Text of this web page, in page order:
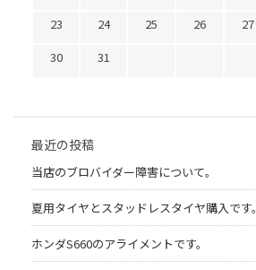
23
24 25 26 27
30
31
最近の投稿
当店のブロバイダー障害について。
夏用タイヤとスタッドレスタイヤ購入です。
ホンダS660のアライメントです。